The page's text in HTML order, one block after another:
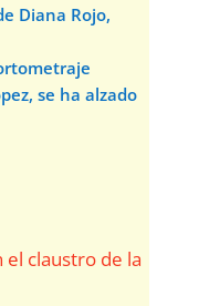
Diana Rojo,
se ha alzado